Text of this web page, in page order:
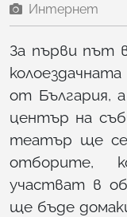
Интернет
За първи път
колоездачната
от България,
център на
театър ще се
отборите,
участват в
ще бъде